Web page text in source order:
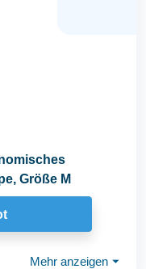
Größe M
Mehr anzeigen ⏷